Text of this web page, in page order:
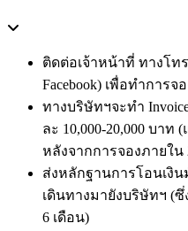
ติดต่อเจ้าหน้าที่ ทางโท
Facebook) เพื่อทำการจ
ทางบริษัทฯจะทำ
ละ 10,000-20,000 บา
หลังจากการจองภายใน
ส่งหลักฐานการโอนเงิน
เดินทางมายังบริษัทฯ (ซึ่
6 เดือน)